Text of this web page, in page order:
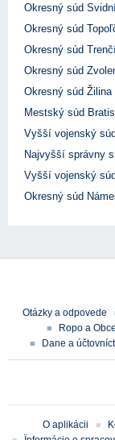
Okresný súd
Okresný súd
Okresný súd
Okresný súd
Okresný súd Žilina
Mestský súd
Vyšší vojenský
Najvyšší správny
Vyšší vojenský
Okresný súd
Otázky a odpovede
Ropo a Obce
Dane a
O aplikácii